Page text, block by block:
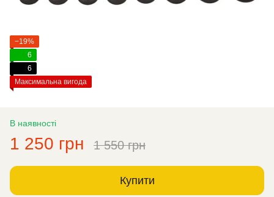
−19%
6
6
Максимальна вигода
В наявності
1 250 грн 1 550 грн
Купити